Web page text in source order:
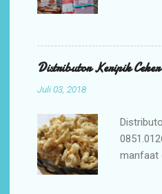
jajanan
kami
Distributor Keripik
Juli 03, 2018
manfaat